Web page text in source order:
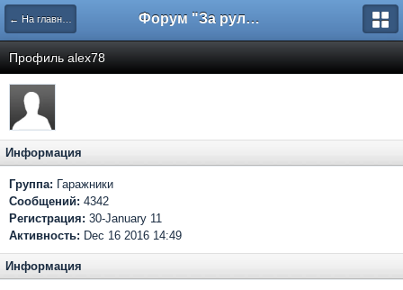
← На главную Форум "За рулем"
Профиль alex78
Информация
Группа: Гаражники
Сообщений: 4342
Регистрация: 30-January 11
Активность: Dec 16 2016 14:49
Информация